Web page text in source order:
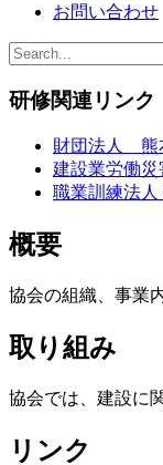
お問い合わせ
研修関連リンク
財団法人 熊
建設業労働
職業訓練法
概要
協会の組織、事業
取り組み
協会では、建設に
リンク